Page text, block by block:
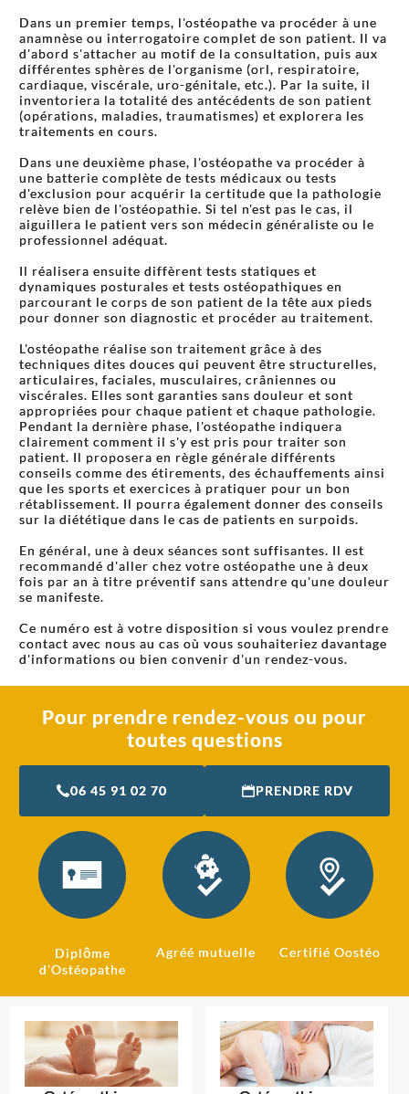
Dans un premier temps, l'ostéopathe va procéder à une
anamnèse ou interrogatoire complet de son patient. Il va
d'abord s'attacher au motif de la consultation, puis aux
différentes sphères de l'organisme (orl, respiratoire,
cardiaque, viscérale, uro-génitale, etc.). Par la suite, il
inventoriera la totalité des antécédents de son patient
(opérations, maladies, traumatismes) et explorera les
traitements en cours.
Dans une deuxième phase, l'ostéopathe va procéder à
une batterie complète de tests médicaux ou tests
d'exclusion pour acquérir la certitude que la pathologie
relève bien de l'ostéopathie. Si tel n'est pas le cas, il
aiguillera le patient vers son médecin généraliste ou le
professionnel adéquat.
Il réalisera ensuite diffèrent tests statiques et
dynamiques posturales et tests ostéopathiques en
parcourant le corps de son patient de la tête aux pieds
pour donner son diagnostic et procéder au traitement.
L'ostéopathe réalise son traitement grâce à des
techniques dites douces qui peuvent être structurelles,
articulaires, faciales, musculaires, crâniennes ou
viscérales. Elles sont garanties sans douleur et sont
appropriées pour chaque patient et chaque pathologie.
Pendant la dernière phase, l'ostéopathe indiquera
clairement comment il s'y est pris pour traiter son
patient. Il proposera en règle générale différents
conseils comme des étirements, des échauffements ainsi
que les sports et exercices à pratiquer pour un bon
rétablissement. Il pourra également donner des conseils
sur la diététique dans le cas de patients en surpoids.
En général, une à deux séances sont suffisantes. Il est
recommandé d'aller chez votre ostéopathe une à deux
fois par an à titre préventif sans attendre qu'une douleur
se manifeste.
Ce numéro est à votre disposition si vous voulez prendre
contact avec nous au cas où vous souhaiteriez davantage
d'informations ou bien convenir d'un rendez-vous.
Pour prendre rendez-vous ou pour
toutes questions
06 45 91 02 70 PRENDRE RDV
Diplôme
d'Ostéopathe
Agréé mutuelle Certifié Oostéo